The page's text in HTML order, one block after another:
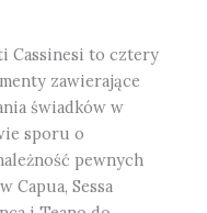
Cassinesi to cztery
zawierające
świadków w
sporu o
pewnych
Capua, Sessa